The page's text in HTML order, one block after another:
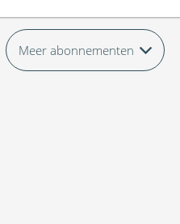
Meer abonnementen